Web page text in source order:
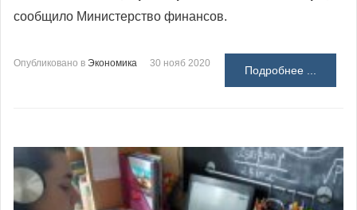
сообщило Министерство финансов.
Опубликовано в Экономика 30 нояб 2020
Подробнее ...